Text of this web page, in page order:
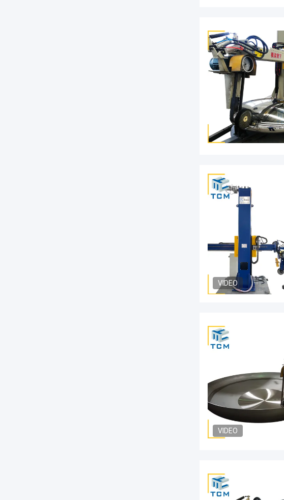
VIDEO
VIDEO